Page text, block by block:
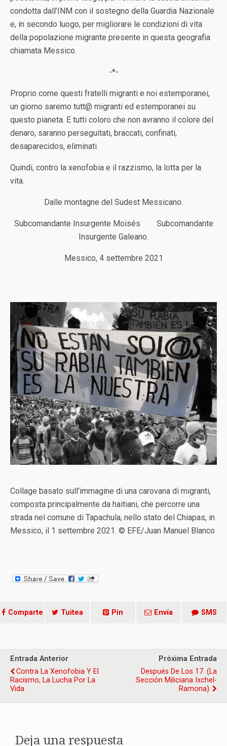
condotta dall’INM con il sostegno della Guardia Nazionale
e, in secondo luogo, per migliorare le condizioni di vita
della popolazione migrante presente in questa geografia
chiamata Messico.
-*-
Proprio come questi fratelli migranti e noi estemporanei,
un giorno saremo tutt@ migranti ed estemporanei su
questo pianeta. E tutti coloro che non avranno il colore del
denaro, saranno perseguitati, braccati, confinati,
desaparecidos, eliminati.
Quindi, contro la xenofobia e il razzismo, la lotta per la
vita.
Dalle montagne del Sudest Messicano.
Subcomandante Insurgente Moisés Subcomandante
Insurgente Galeano.
Messico, 4 settembre 2021
Collage basato sull’immagine di una carovana di migranti,
composta principalmente da haitiani, che percorre una
strada nel comune di Tapachula, nello stato del Chiapas, in
Messico, il 1 settembre 2021. © EFE/Juan Manuel Blanco
Comparte Tuitea Pin Envía SMS
Entrada Anterior
Contra La Xenofobia Y El
Racismo, La Lucha Por La
Vida
Próxima Entrada
Después De Los 17. (La
Sección Miliciana Ixchel-
Ramona).
Deja una respuesta